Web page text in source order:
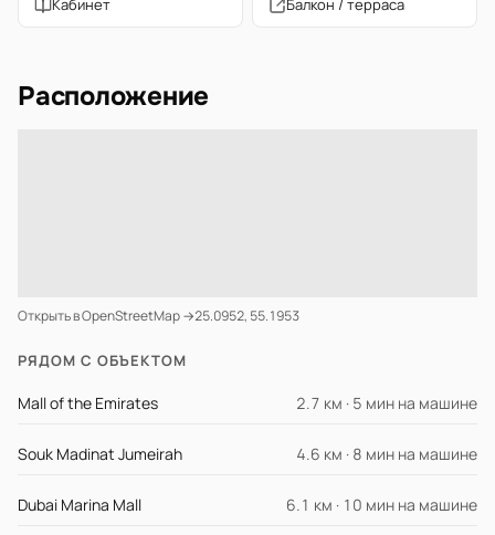
Кабинет Балкон / терраса
Расположение
Открыть в OpenStreetMap →25.0952, 55.1953
РЯДОМ С ОБЪЕКТОМ
Mall of the Emirates 2.7 км · 5 мин на машине
Souk Madinat Jumeirah 4.6 км · 8 мин на машине
Dubai Marina Mall 6.1 км · 10 мин на машине